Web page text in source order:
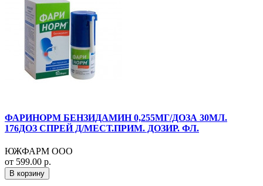
ФАРИНОРМ БЕНЗИДАМИН 0,255МГ/ДОЗА 30МЛ.
176ДОЗ СПРЕЙ Д/МЕСТ.ПРИМ. ДОЗИР. ФЛ.
ЮЖФАРМ ООО
от 599.00 р.
В корзину